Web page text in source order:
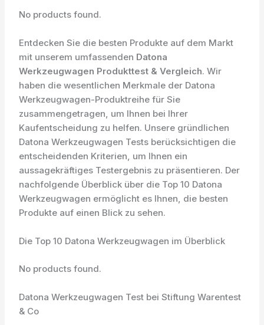
No products found.
Entdecken Sie die besten Produkte auf dem Markt
mit unserem umfassenden Datona
Werkzeugwagen Produkttest & Vergleich. Wir
haben die wesentlichen Merkmale der Datona
Werkzeugwagen-Produktreihe für Sie
zusammengetragen, um Ihnen bei Ihrer
Kaufentscheidung zu helfen. Unsere gründlichen
Datona Werkzeugwagen Tests berücksichtigen die
entscheidenden Kriterien, um Ihnen ein
aussagekräftiges Testergebnis zu präsentieren. Der
nachfolgende Überblick über die Top 10 Datona
Werkzeugwagen ermöglicht es Ihnen, die besten
Produkte auf einen Blick zu sehen.
Die Top 10 Datona Werkzeugwagen im Überblick
No products found.
Datona Werkzeugwagen Test bei Stiftung Warentest
& Co